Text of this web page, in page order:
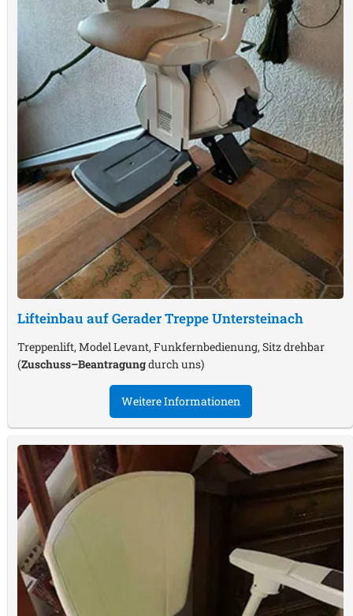
Lifteinbau auf Gerader TreppeUntersteinach
Treppenlift, Model Levant, Funkfernbedienung, Sitz drehbar
(Zuschuss–Beantragungdurch uns)
Weitere Informationen